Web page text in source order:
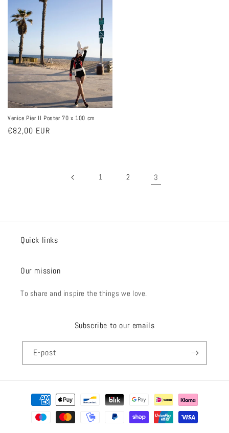
Venice Pier II Poster 70 x 100 cm
Ordinarie
€82,00 EUR
1 2 3
Quick links
Our mission
To share and inspire the things we love.
Subscribe to our emails
E-post
Betalningsmetoder